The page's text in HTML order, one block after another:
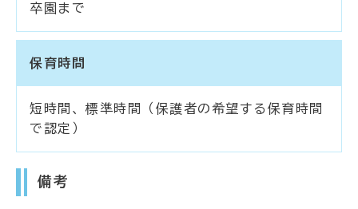
卒園まで
保育時間
短時間、標準時間（保護者の希望する保育時間
で認定）
備考